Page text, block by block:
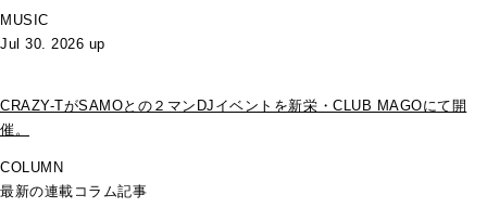
MUSIC
Jul 30. 2026 up
CRAZY-TがSAMOとの２マンDJイベントを新栄・CLUB MAGOにて開
催。
COLUMN
最新の連載コラム記事